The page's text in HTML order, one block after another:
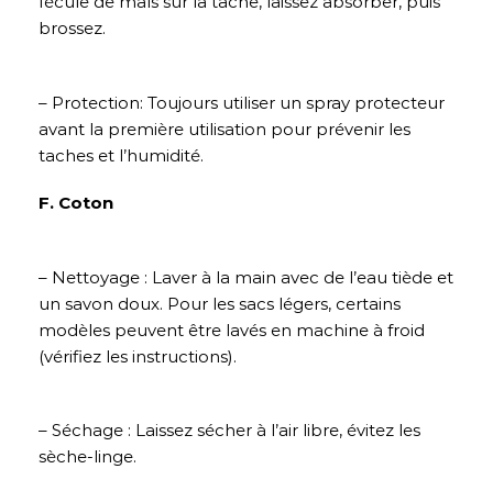
brossez.
– Protection: Toujours utiliser un spray protecteur
avant la première utilisation pour prévenir les
taches et l’humidité.
F. Coton
– Nettoyage : Laver à la main avec de l’eau tiède et
un savon doux. Pour les sacs légers, certains
modèles peuvent être lavés en machine à froid
(vérifiez les instructions).
– Séchage : Laissez sécher à l’air libre, évitez les
sèche-linge.